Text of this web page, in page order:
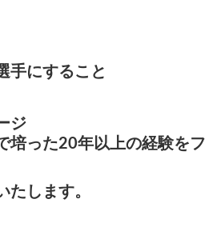
手にすること
ジ
培った20年以上の経験をフ
たします。